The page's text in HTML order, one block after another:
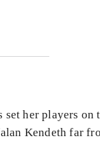
set her players
Kendeth far